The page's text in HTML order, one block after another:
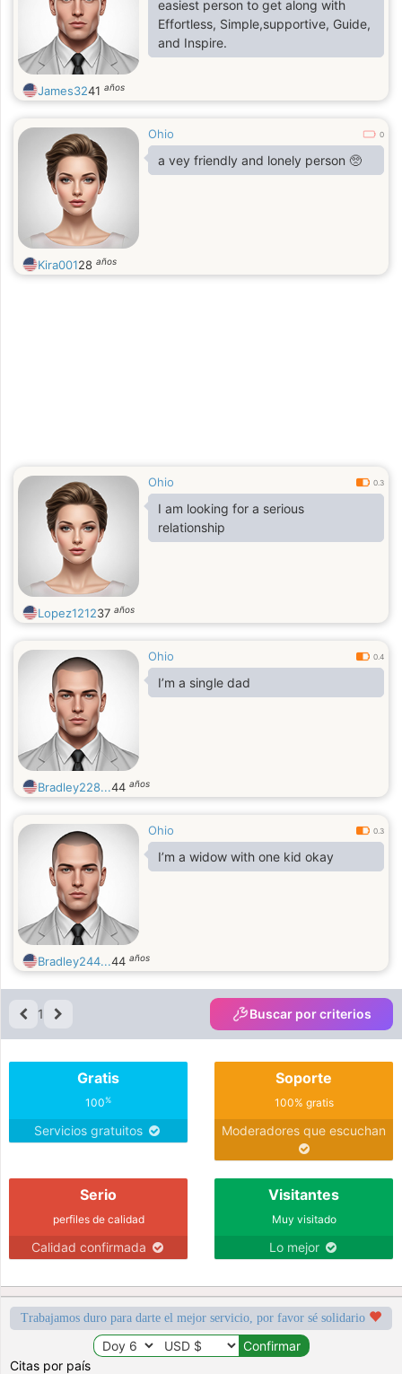
easiest person to get along with
Effortless, Simple,supportive, Guide,
and Inspire.
James3241 años
Ohio 0
a vey friendly and lonely person 🥺
Kira00128 años
Ohio 0.3
I am looking for a serious
relationship
Lopez121237 años
Ohio 0.4
I’m a single dad
Bradley228...44 años
Ohio 0.3
I’m a widow with one kid okay
Bradley244...44 años
1 Buscar por criterios
Gratis
100%
Servicios gratuitos
Soporte
100% gratis
Moderadores que escuchan
Serio
perfiles de calidad
Calidad confirmada
Visitantes
Muy visitado
Lo mejor
Trabajamos duro para darte el mejor servicio, por favor sé solidario
Citas por país